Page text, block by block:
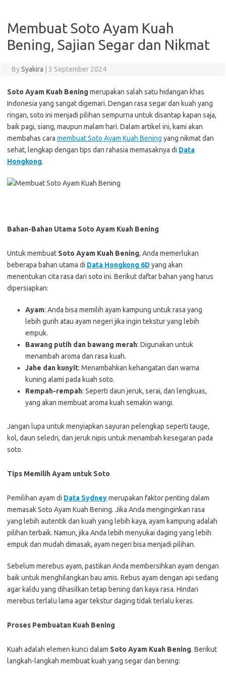
Membuat Soto Ayam Kuah
Bening, Sajian Segar dan Nikmat
BySyakira 3 September 2024
Soto Ayam Kuah Bening merupakan salah satu hidangan khas
Indonesia yang sangat digemari. Dengan rasa segar dan kuah yang
ringan, soto ini menjadi pilihan sempurna untuk disantap kapan saja,
baik pagi, siang, maupun malam hari. Dalam artikel ini, kami akan
membahas cara membuat Soto Ayam Kuah Bening yang nikmat dan
sehat, lengkap dengan tips dan rahasia memasaknya di Data
Hongkong.
Bahan-Bahan Utama Soto Ayam Kuah Bening
Untuk membuat Soto Ayam Kuah Bening, Anda memerlukan
beberapa bahan utama di Data Hongkong 6D yang akan
menentukan cita rasa dari soto ini. Berikut daftar bahan yang harus
dipersiapkan:
Ayam: Anda bisa memilih ayam kampung untuk rasa yang
lebih gurih atau ayam negeri jika ingin tekstur yang lebih
empuk.
Bawang putih dan bawang merah: Digunakan untuk
menambah aroma dan rasa kuah.
Jahe dan kunyit: Menambahkan kehangatan dan warna
kuning alami pada kuah soto.
Rempah-rempah: Seperti daun jeruk, serai, dan lengkuas,
yang akan membuat aroma kuah semakin wangi.
Jangan lupa untuk menyiapkan sayuran pelengkap seperti tauge,
kol, daun seledri, dan jeruk nipis untuk menambah kesegaran pada
soto.
Tips Memilih Ayam untuk Soto
Pemilihan ayam di Data Sydneymerupakan faktor penting dalam
memasak Soto Ayam Kuah Bening. Jika Anda menginginkan rasa
yang lebih autentik dan kuah yang lebih kaya, ayam kampung adalah
pilihan terbaik. Namun, jika Anda lebih menyukai daging yang lebih
empuk dan mudah dimasak, ayam negeri bisa menjadi pilihan.
Sebelum merebus ayam, pastikan Anda membersihkan ayam dengan
baik untuk menghilangkan bau amis. Rebus ayam dengan api sedang
agar kaldu yang dihasilkan tetap bening dan kaya rasa. Hindari
merebus terlalu lama agar tekstur daging tidak terlalu keras.
Proses Pembuatan Kuah Bening
Kuah adalah elemen kunci dalam Soto Ayam Kuah Bening. Berikut
langkah-langkah membuat kuah yang segar dan bening: